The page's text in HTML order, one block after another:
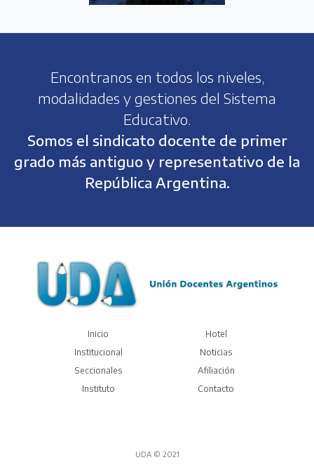
Encontranos en todos los niveles,
modalidades y gestiones del Sistema
Educativo.
Somos el sindicato docente de primer
grado más antiguo y representativo de la
República Argentina.
Inicio
Institucional
Seccionales
Instituto
Hotel
Noticias
Afiliación
Contacto
UDA © 2021